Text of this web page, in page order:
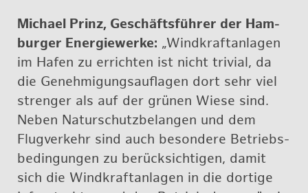
Mi­cha­el Prinz, Ge­schäfts­füh­rer der Ham­
bur­ger En­er­gie­wer­ke: „Wind­kraft­an­la­gen
im Hafen zu er­rich­ten ist nicht tri­vi­al, da
die Ge­neh­mi­gungs­auf­la­gen dort sehr viel
stren­ger als auf der grü­nen Wiese sind.
Neben Na­tur­schutz­be­lan­gen und dem
Flug­ver­kehr sind auch be­son­de­re Be­triebs­
be­din­gun­gen zu be­rück­sich­ti­gen, damit
sich die Wind­kraft­an­la­gen in die dor­ti­ge